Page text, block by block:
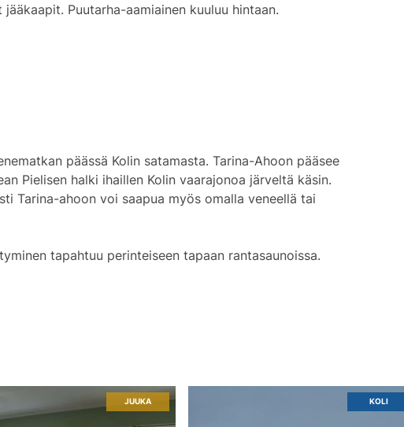
Puutarha-aamiainen kuuluu hintaan.
päässä Kolin satamasta. Tarina-Ahoon pääsee
Pielisen halki ihaillen Kolin vaarajonoa järveltä käsin.
Tarina-ahoon voi saapua myös omalla veneellä tai
tapahtuu perinteiseen tapaan rantasaunoissa.
JUUKA KOLI